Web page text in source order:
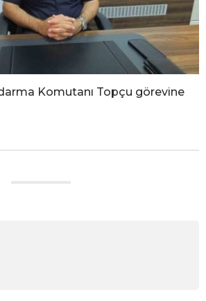
Komutanı Topçu görevine